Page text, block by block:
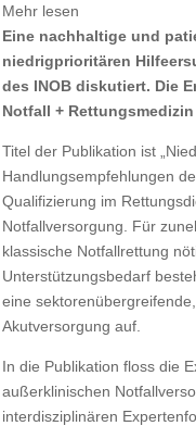
Mehr lesen
Eine nachhaltige und
niedrigprioritären
des INOB diskutiert. Die
Notfall +
Titel der Publikation ist
Handlungsempfehlungen
Qualifizierung im
Notfallversorgung. Für
klassische Notfallrettung
Unterstützungsbedarf
eine
Akutversorgung auf.
In die Publikation floss die
außerklinischen
interdisziplinären